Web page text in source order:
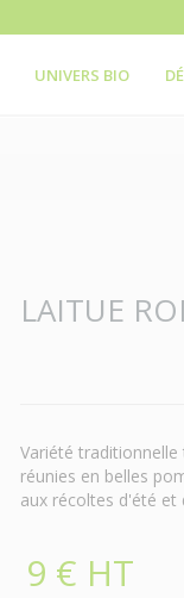
UNIVERS BIO
LAITUE
Variété
réunies en belles
aux récoltes d'été et
9 € HT